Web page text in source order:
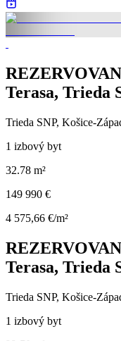
Terasa, Trieda
Trieda SNP, Košice-
1 izbový byt
32.78 m²
149 990 €
4 575,66 €/m²
Terasa, Trieda
Trieda SNP, Košice-
1 izbový byt